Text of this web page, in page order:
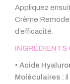
Appliquez
Crème
d’efficacité.
INGRÉDIENTS
• Acide
Moléculaires :